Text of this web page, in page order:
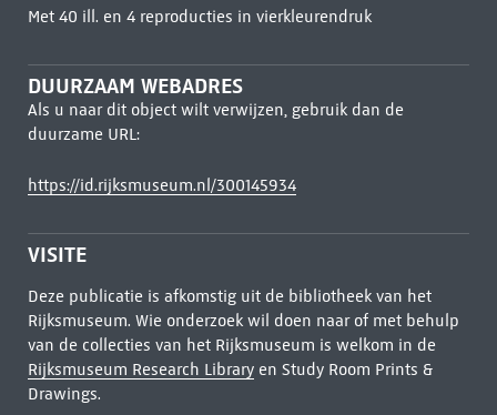
Met 40 ill. en 4 reproducties in vierkleurendruk
DUURZAAM WEBADRES
Als u naar dit object wilt verwijzen, gebruik dan de
duurzame URL:
https://id.rijksmuseum.nl/300145934
VISITE
Deze publicatie is afkomstig uit de bibliotheek van het
Rijksmuseum. Wie onderzoek wil doen naar of met behulp
van de collecties van het Rijksmuseum is welkom in de
Rijksmuseum Research Libraryen Study Room Prints &
Drawings.